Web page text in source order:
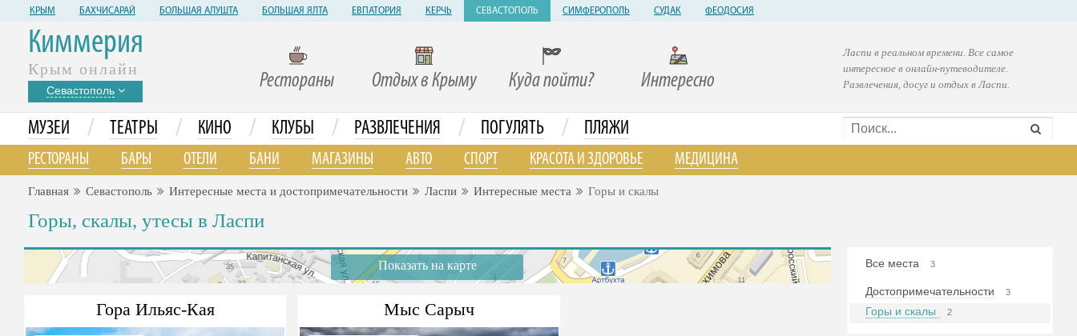
КРЫМ БАХЧИСАРАЙ БОЛЬШАЯ АЛУШТА БОЛЬШАЯ ЯЛТА ЕВПАТОРИЯ КЕРЧЬ СЕВАСТОПОЛЬ СИМФЕРОПОЛЬ СУДАК ФЕОДОСИЯ
Киммерия
Крым онлайн
Севастополь Рестораны Отдых в Крыму Куда пойти? Интересно
Ласпи в реальном времени. Все самое
интересное в онлайн-путеводителе.
Развлечения, досуг и отдых в Ласпи.
МУЗЕИ / ТЕАТРЫ / КИНО / КЛУБЫ / РАЗВЛЕЧЕНИЯ / ПОГУЛЯТЬ / ПЛЯЖИ
РЕСТОРАНЫ БАРЫ ОТЕЛИ БАНИ МАГАЗИНЫ АВТО СПОРТ КРАСОТА И ЗДОРОВЬЕ МЕДИЦИНА
Главная Севастополь Интересные места и достопримечательности Ласпи Интересные места Горы и скалы
Горы, скалы, утесы в Ласпи
Показать на карте
Гора Ильяс-Кая Мыс Сарыч
Все места 3
Достопримечательности 3
Горы и скалы 2